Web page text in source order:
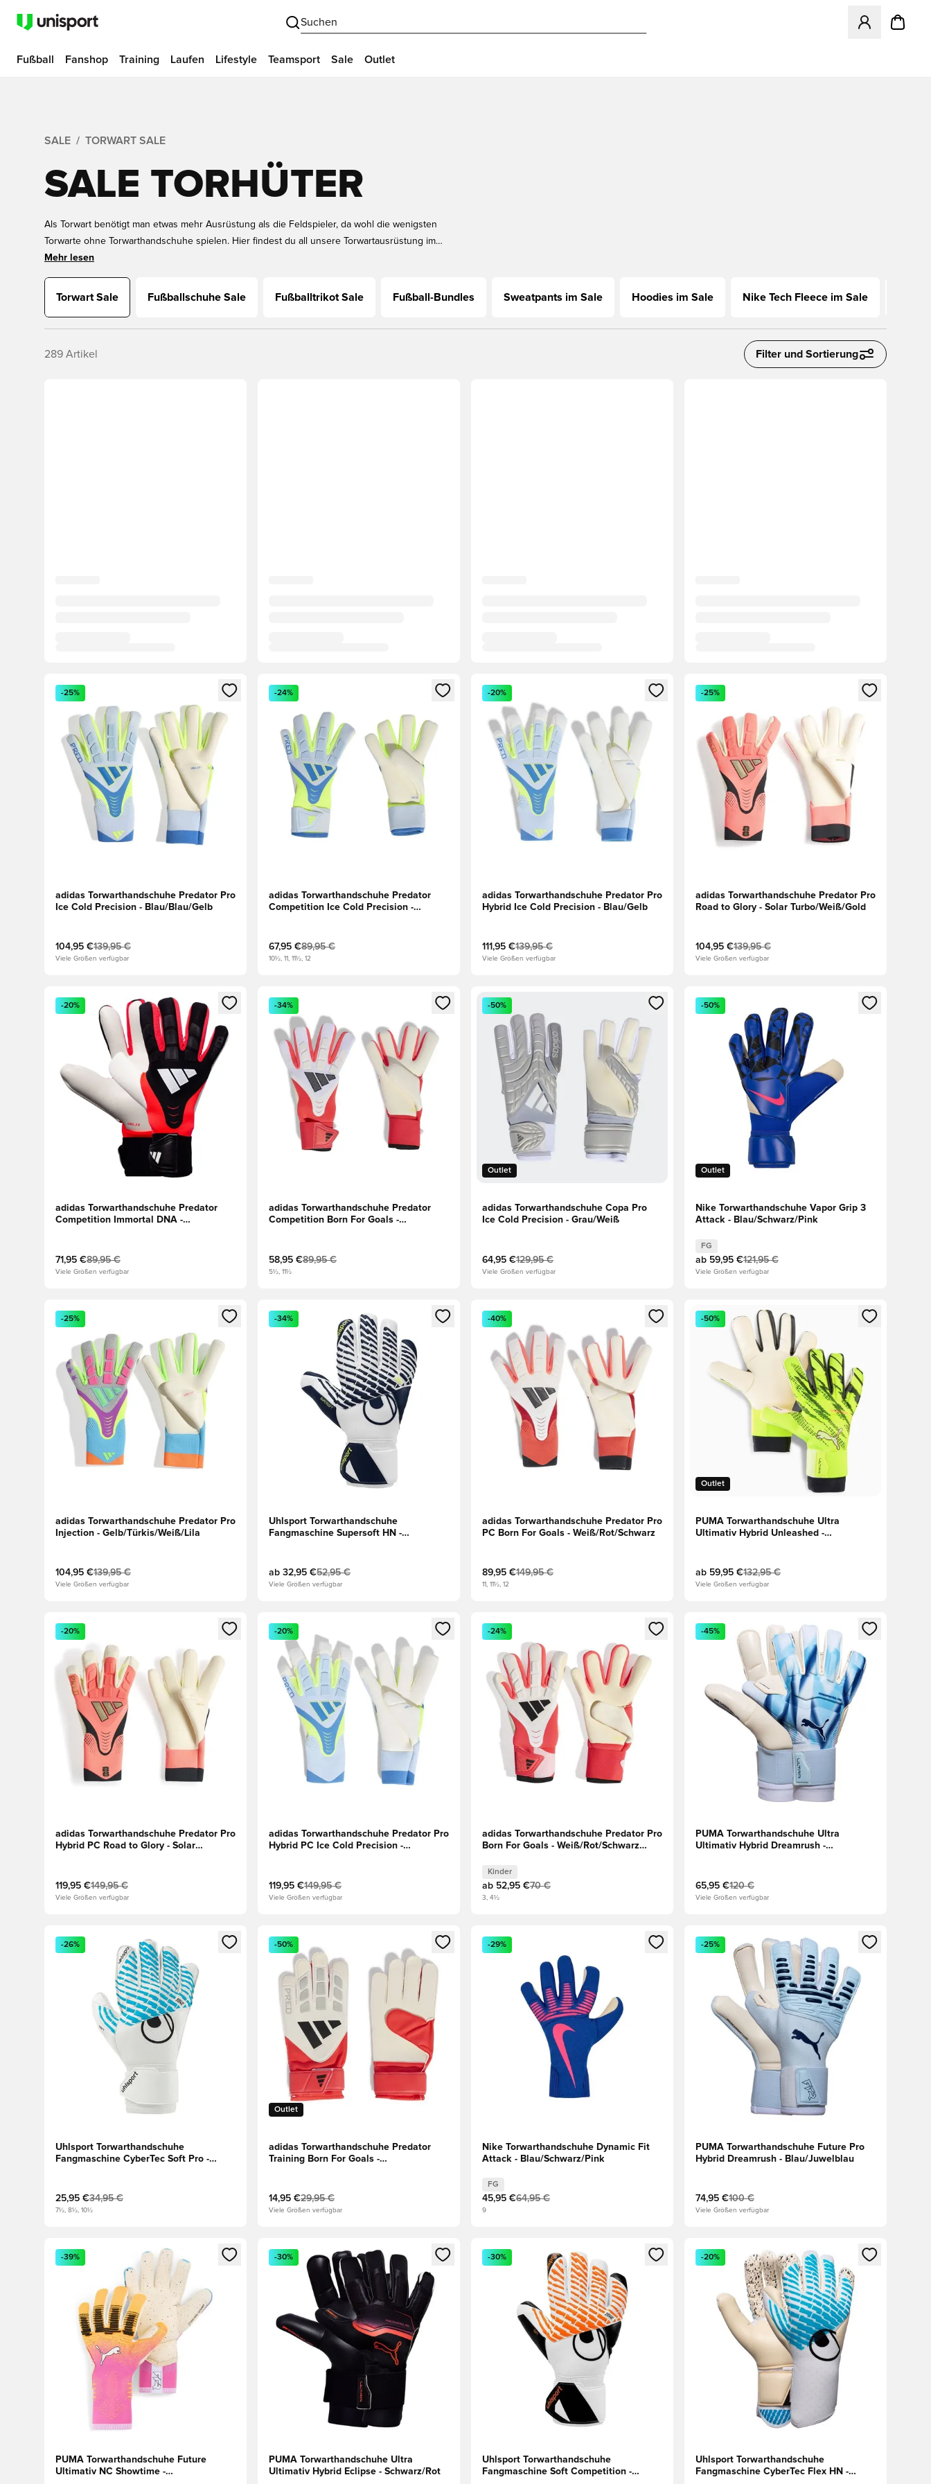
Suchen
Öffnet ein
Fußball Fanshop Training Laufen Lifestyle Teamsport Sale Outlet
SALE TORWART SALE
SALE TORHÜTER
Als Torwart benötigt man etwas mehr Ausrüstung als die Feldspieler, da wohl die wenigsten
Torwarte ohne Torwarthandschuhe spielen. Hier findest du all unsere Torwartausrüstung im
Angebot, hierunter auch Torwarthandschuhe, Torwarttrikots und andere Ausrüstung zu niedrigen
suchst. Wir garantieren dir gute Preise bei Unisport!
Mehr lesen
Torwart Sale Fußballschuhe Sale Fußballtrikot Sale Fußball-Bundles Sweatpants im Sale Hoodies im Sale Nike Tech Fleece im Sale
289 Artikel Filter und Sortierung
Öffnet ein neues Fenster zum Anmelden oder Registrieren als Mitglied
-25%
adidas Torwarthandschuhe Predator Pro
Ice Cold Precision - Blau/Blau/Gelb
104,95 €139,95 €
Viele Größen verfügbar
Öffnet ein neues Fenster zum Anmelden oder Registrieren als Mitglied
-24%
adidas Torwarthandschuhe Predator
Competition Ice Cold Precision -
67,95 €89,95 €
10½, 11, 11½, 12
Öffnet ein neues Fenster zum Anmelden oder Registrieren als Mitglied
-20%
adidas Torwarthandschuhe Predator Pro
Hybrid Ice Cold Precision - Blau/Gelb
111,95 €139,95 €
Viele Größen verfügbar
Öffnet ein neues Fenster zum Anmelden oder
-25%
adidas Torwarthandschuhe Predator Pro
Road to Glory - Solar Turbo/Weiß/Gold
104,95 €139,95 €
Viele Größen verfügbar
Öffnet ein neues Fenster zum Anmelden oder Registrieren als Mitglied
-20%
adidas Torwarthandschuhe Predator
Competition Immortal DNA -
71,95 €89,95 €
Viele Größen verfügbar
Öffnet ein neues Fenster zum Anmelden oder Registrieren als Mitglied
-34%
adidas Torwarthandschuhe Predator
Competition Born For Goals -
58,95 €89,95 €
5½, 11½
Öffnet ein neues Fenster zum Anmelden oder Registrieren als Mitglied
Outlet
-50%
adidas Torwarthandschuhe Copa Pro
Ice Cold Precision - Grau/Weiß
64,95 €129,95 €
Viele Größen verfügbar
Öffnet ein neues Fenster zum Anmelden oder
Outlet
-50%
Nike Torwarthandschuhe Vapor Grip 3
Attack - Blau/Schwarz/Pink
FG
ab 59,95 €121,95 €
Viele Größen verfügbar
Öffnet ein neues Fenster zum Anmelden oder Registrieren als Mitglied
-25%
adidas Torwarthandschuhe Predator Pro
Injection - Gelb/Türkis/Weiß/Lila
104,95 €139,95 €
Viele Größen verfügbar
Öffnet ein neues Fenster zum Anmelden oder Registrieren als Mitglied
-34%
Uhlsport Torwarthandschuhe
Fangmaschine Supersoft HN -
ab 32,95 €52,95 €
Viele Größen verfügbar
Öffnet ein neues Fenster zum Anmelden oder Registrieren als Mitglied
-40%
adidas Torwarthandschuhe Predator Pro
PC Born For Goals - Weiß/Rot/Schwarz
89,95 €149,95 €
11, 11½, 12
Öffnet ein neues Fenster zum Anmelden oder
Outlet
-50%
PUMA Torwarthandschuhe Ultra
Ultimativ Hybrid Unleashed -
ab 59,95 €132,95 €
Viele Größen verfügbar
Öffnet ein neues Fenster zum Anmelden oder Registrieren als Mitglied
-20%
adidas Torwarthandschuhe Predator Pro
Hybrid PC Road to Glory - Solar
119,95 €149,95 €
Viele Größen verfügbar
Öffnet ein neues Fenster zum Anmelden oder Registrieren als Mitglied
-20%
adidas Torwarthandschuhe Predator Pro
Hybrid PC Ice Cold Precision -
119,95 €149,95 €
Viele Größen verfügbar
Öffnet ein neues Fenster zum Anmelden oder Registrieren als Mitglied
-24%
adidas Torwarthandschuhe Predator Pro
Born For Goals - Weiß/Rot/Schwarz
Kinder
ab 52,95 €70 €
3, 4½
Öffnet ein neues Fenster zum Anmelden oder
-45%
PUMA Torwarthandschuhe Ultra
Ultimativ Hybrid Dreamrush -
65,95 €120 €
Viele Größen verfügbar
Öffnet ein neues Fenster zum Anmelden oder Registrieren als Mitglied
-26%
Uhlsport Torwarthandschuhe
Fangmaschine CyberTec Soft Pro -
25,95 €34,95 €
7½, 8½, 10½
Öffnet ein neues Fenster zum Anmelden oder Registrieren als Mitglied
Outlet
-50%
adidas Torwarthandschuhe Predator
Training Born For Goals -
14,95 €29,95 €
Viele Größen verfügbar
Öffnet ein neues Fenster zum Anmelden oder Registrieren als Mitglied
-29%
Nike Torwarthandschuhe Dynamic Fit
Attack - Blau/Schwarz/Pink
FG
45,95 €64,95 €
9
Öffnet ein neues Fenster zum Anmelden oder
-25%
PUMA Torwarthandschuhe Future Pro
Hybrid Dreamrush - Blau/Juwelblau
74,95 €100 €
Viele Größen verfügbar
Öffnet ein neues Fenster zum Anmelden oder Registrieren als Mitglied
-39%
PUMA Torwarthandschuhe Future
Ultimativ NC Showtime -
Öffnet ein neues Fenster zum Anmelden oder Registrieren als Mitglied
-30%
PUMA Torwarthandschuhe Ultra
Ultimativ Hybrid Eclipse - Schwarz/Rot
Öffnet ein neues Fenster zum Anmelden oder Registrieren als Mitglied
-30%
Uhlsport Torwarthandschuhe
Fangmaschine Soft Competition -
Öffnet ein neues Fenster zum Anmelden oder
-20%
Uhlsport Torwarthandschuhe
Fangmaschine CyberTec Flex HN -